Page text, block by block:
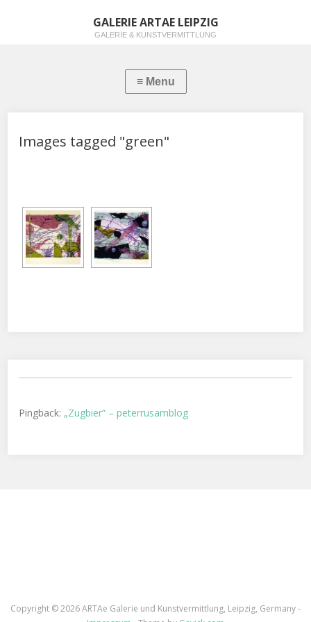
GALERIE ARTAE LEIPZIG
GALERIE & KUNSTVERMITTLUNG
Images tagged "green"
Pingback: „Zugbier“ – peterrusamblog
Copyright ©2026 ARTAe Galerie und Kunstvermittlung, Leipzig, Germany -